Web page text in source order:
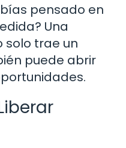
pensado en
Una
solo trae un
puede abrir